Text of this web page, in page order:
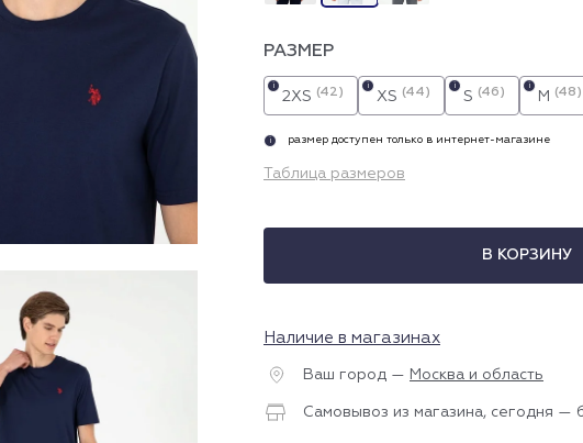
РАЗМЕР
2XS (42)
i
XS (44)
i
S (46)
i
M (48)
i
i размер доступен только в интернет-магазине
Таблица размеров
В КОРЗИНУ
Наличие в магазинах
Ваш город — Москва и область
Самовывоз из магазина, сегодня —